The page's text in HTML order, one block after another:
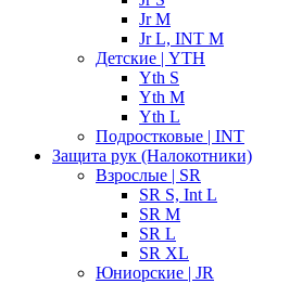
Jr M
Jr L, INT M
Детские | YTH
Yth S
Yth M
Yth L
Подростковые | INT
Защита рук (Налокотники)
Взрослые | SR
SR S, Int L
SR M
SR L
SR XL
Юниорские | JR